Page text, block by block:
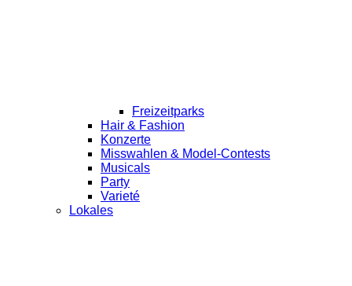
Freizeitparks
Hair & Fashion
Konzerte
Misswahlen & Model-Contests
Musicals
Party
Varieté
Lokales